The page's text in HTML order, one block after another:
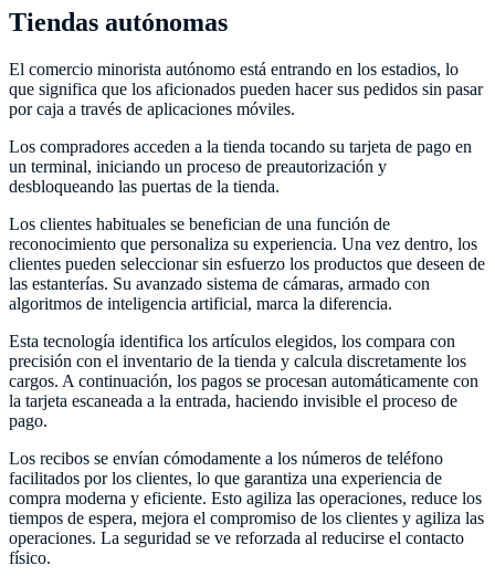
Tiendas autónomas
El comercio minorista autónomo está entrando en los estadios, lo
que significa que los aficionados pueden hacer sus pedidos sin pasar
por caja a través de aplicaciones móviles.
Los compradores acceden a la tienda tocando su tarjeta de pago en
un terminal, iniciando un proceso de preautorización y
desbloqueando las puertas de la tienda.
Los clientes habituales se benefician de una función de
reconocimiento que personaliza su experiencia. Una vez dentro, los
clientes pueden seleccionar sin esfuerzo los productos que deseen de
las estanterías. Su avanzado sistema de cámaras, armado con
algoritmos de inteligencia artificial, marca la diferencia.
Esta tecnología identifica los artículos elegidos, los compara con
precisión con el inventario de la tienda y calcula discretamente los
cargos. A continuación, los pagos se procesan automáticamente con
la tarjeta escaneada a la entrada, haciendo invisible el proceso de
pago.
Los recibos se envían cómodamente a los números de teléfono
facilitados por los clientes, lo que garantiza una experiencia de
compra moderna y eficiente. Esto agiliza las operaciones, reduce los
tiempos de espera, mejora el compromiso de los clientes y agiliza las
operaciones. La seguridad se ve reforzada al reducirse el contacto
físico.